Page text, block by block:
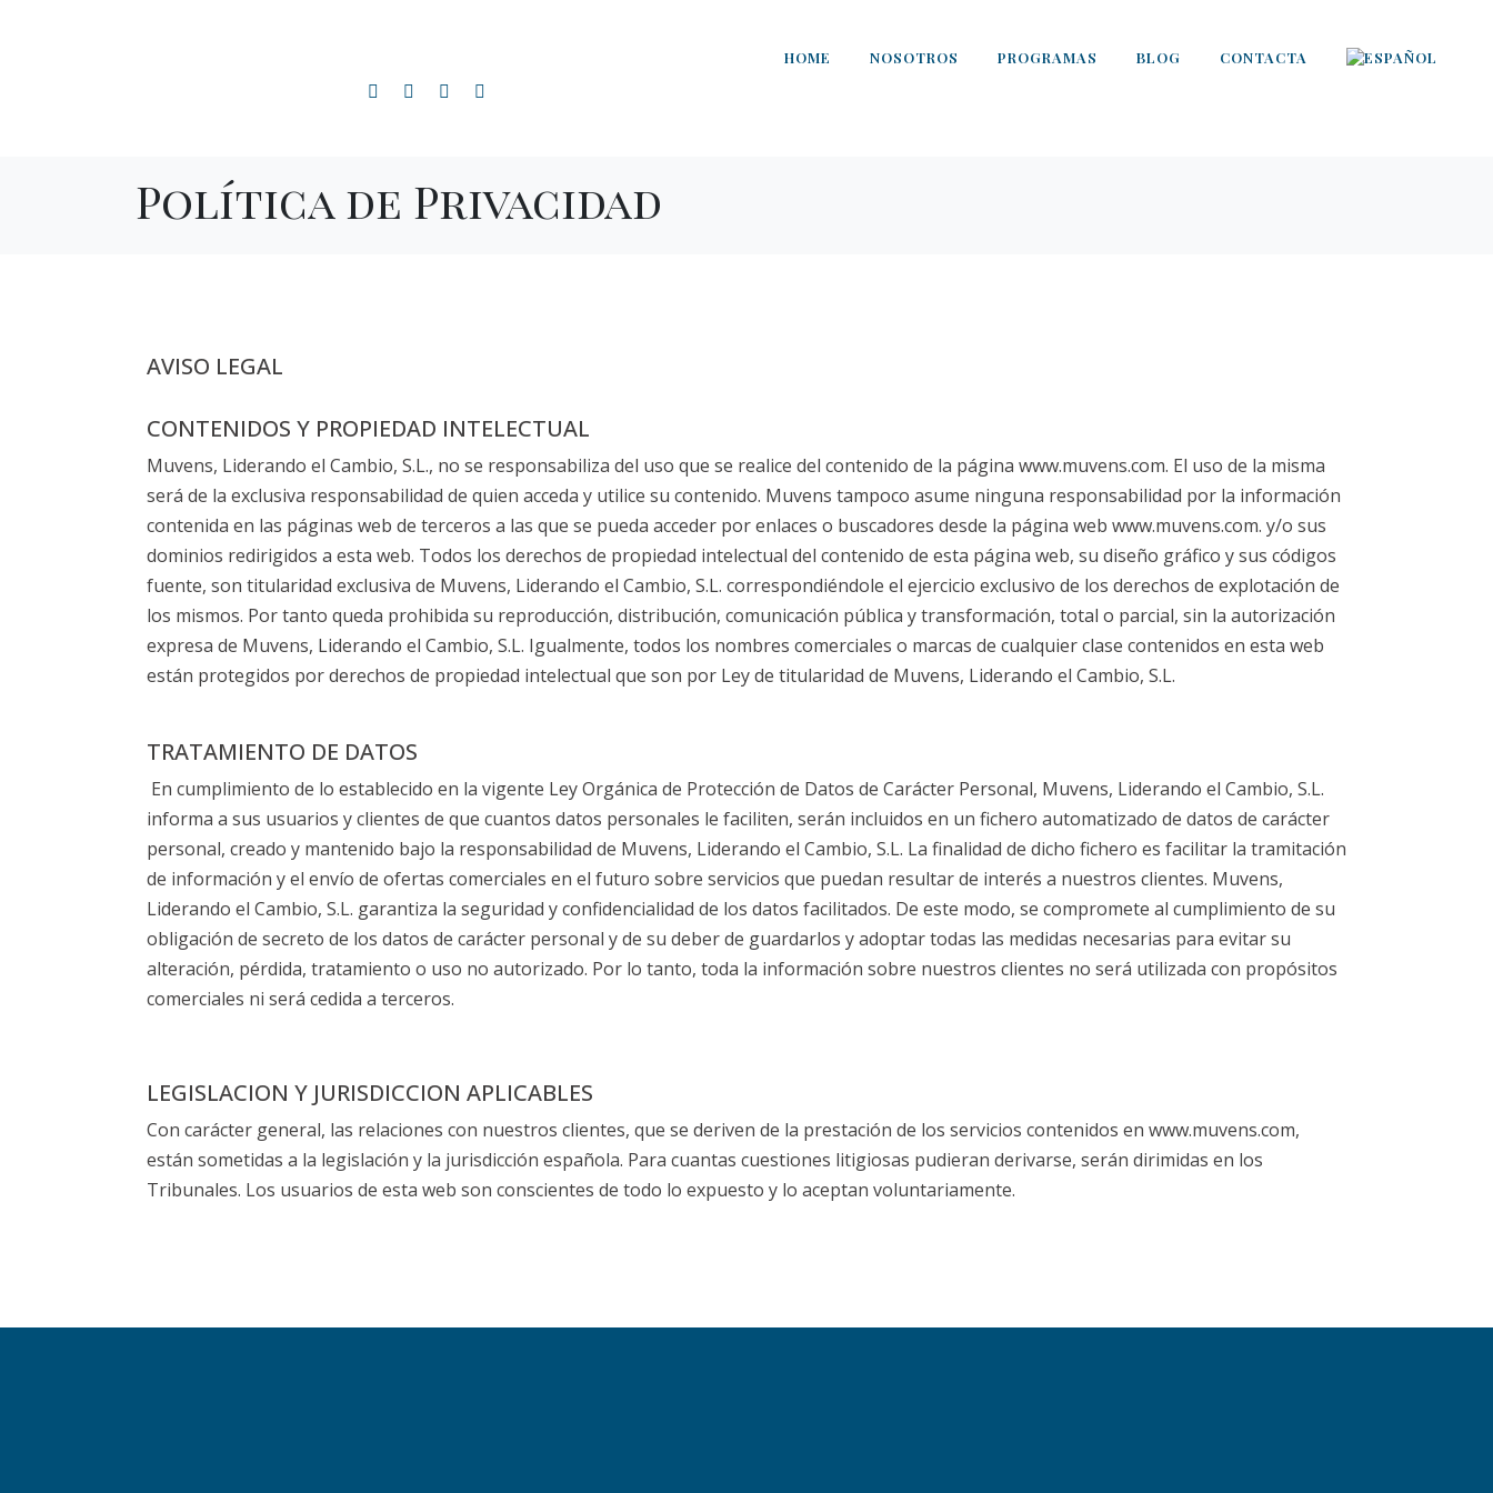
HOME NOSOTROS PROGRAMAS BLOG CONTACTA
Política de Privacidad
AVISO LEGAL
CONTENIDOS Y PROPIEDAD INTELECTUAL
Muvens, Liderando el Cambio, S.L., no se responsabiliza del uso que se realice del contenido de la página www.muvens.com. El uso de la misma
será de la exclusiva responsabilidad de quien acceda y utilice su contenido. Muvens tampoco asume ninguna responsabilidad por la información
contenida en las páginas web de terceros a las que se pueda acceder por enlaces o buscadores desde la página web www.muvens.com. y/o sus
dominios redirigidos a esta web. Todos los derechos de propiedad intelectual del contenido de esta página web, su diseño gráfico y sus códigos
fuente, son titularidad exclusiva de Muvens, Liderando el Cambio, S.L. correspondiéndole el ejercicio exclusivo de los derechos de explotación de
los mismos. Por tanto queda prohibida su reproducción, distribución, comunicación pública y transformación, total o parcial, sin la autorización
expresa de Muvens, Liderando el Cambio, S.L. Igualmente, todos los nombres comerciales o marcas de cualquier clase contenidos en esta web
están protegidos por derechos de propiedad intelectual que son por Ley de titularidad de Muvens, Liderando el Cambio, S.L.
TRATAMIENTO DE DATOS
En cumplimiento de lo establecido en la vigente Ley Orgánica de Protección de Datos de Carácter Personal, Muvens, Liderando el Cambio, S.L.
informa a sus usuarios y clientes de que cuantos datos personales le faciliten, serán incluidos en un fichero automatizado de datos de carácter
personal, creado y mantenido bajo la responsabilidad de Muvens, Liderando el Cambio, S.L. La finalidad de dicho fichero es facilitar la tramitación
de información y el envío de ofertas comerciales en el futuro sobre servicios que puedan resultar de interés a nuestros clientes. Muvens,
Liderando el Cambio, S.L. garantiza la seguridad y confidencialidad de los datos facilitados. De este modo, se compromete al cumplimiento de su
obligación de secreto de los datos de carácter personal y de su deber de guardarlos y adoptar todas las medidas necesarias para evitar su
alteración, pérdida, tratamiento o uso no autorizado. Por lo tanto, toda la información sobre nuestros clientes no será utilizada con propósitos
comerciales ni será cedida a terceros.
LEGISLACION Y JURISDICCION APLICABLES
Con carácter general, las relaciones con nuestros clientes, que se deriven de la prestación de los servicios contenidos en www.muvens.com,
están sometidas a la legislación y la jurisdicción española. Para cuantas cuestiones litigiosas pudieran derivarse, serán dirimidas en los
Tribunales. Los usuarios de esta web son conscientes de todo lo expuesto y lo aceptan voluntariamente.